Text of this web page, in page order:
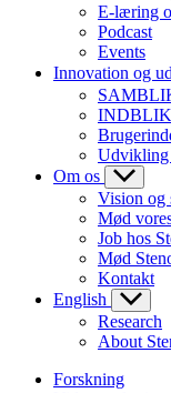
E-læring
Podcast
Events
Innovation og
INDBLIK
Udvikling
Om os
Vision og
Mød
Job hos
Mød
Kontakt
English
Research
About
Forskning